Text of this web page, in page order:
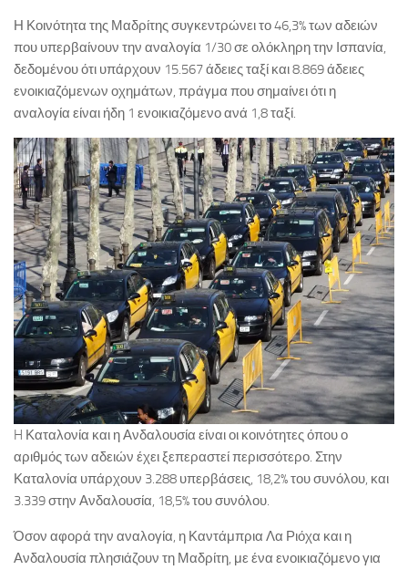
Η Κοινότητα της Μαδρίτης συγκεντρώνει το 46,3% των αδειών
που υπερβαίνουν την αναλογία 1/30 σε ολόκληρη την Ισπανία,
δεδομένου ότι υπάρχουν 15.567 άδειες ταξί και 8.869 άδειες
ενοικιαζόμενων οχημάτων, πράγμα που σημαίνει ότι η
αναλογία είναι ήδη 1 ενοικιαζόμενο ανά 1,8 ταξί.
H Καταλονία και η Ανδαλουσία είναι οι κοινότητες όπου ο
αριθμός των αδειών έχει ξεπεραστεί περισσότερο. Στην
Καταλονία υπάρχουν 3.288 υπερβάσεις, 18,2% του συνόλου, και
3.339 στην Ανδαλουσία, 18,5% του συνόλου.
Όσον αφορά την αναλογία, η Καντάμπρια Λα Ριόχα και η
Ανδαλουσία πλησιάζουν τη Μαδρίτη, με ένα ενοικιαζόμενο για